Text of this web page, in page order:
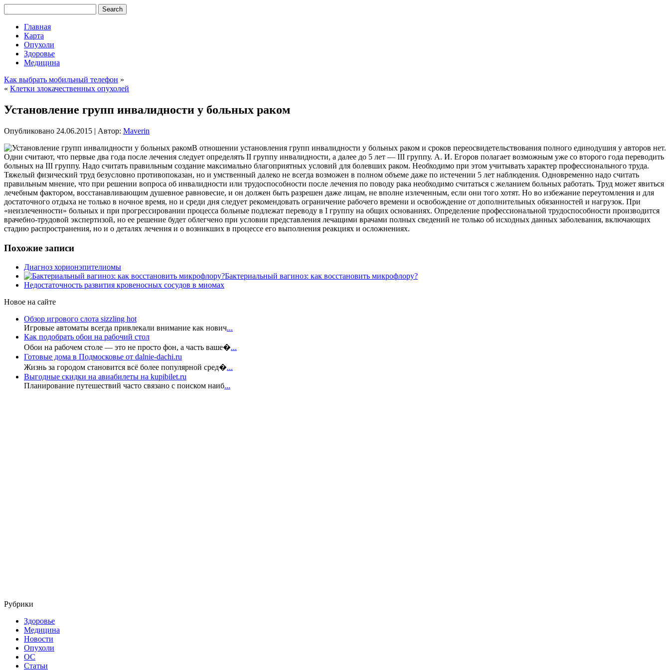
Главная
Карта
Опухоли
Здоровье
Медицина
Как выбрать мобильный телефон »
« Клетки злокачественных опухолей
Установление групп инвалидности у больных раком
Опубликовано 24.06.2015 | Автор: Maverin
В отношении установления групп инвалидности у больных раком и сроков переосвидетельствования полного единодушия у авторов нет.
Одни считают, что первые два года после лечения следует определять II группу инвалидности, а далее до 5 лет — III группу. А. И. Егоров полагает возможным уже со второго года переводить
больных на III группу. Надо считать правильным создание максимально благоприятных условий для болевших раком. Необходимо при этом учитывать характер профессионального труда.
Тяжелый физический труд безусловно противопоказан, но и умственный далеко не всегда возможен в полном объеме даже по истечении 5 лет наблюдения. Одновременно надо считать
правильным мнение, что при решении вопроса об инвалидности или трудоспособности после лечения по поводу рака необходимо считаться с желанием больных работать. Труд может явиться
лечебным фактором, восстанавливающим душевное равновесие, и он должен быть разрешен даже лицам, не вполне излеченным, если они того хотят. Но во избежание переутомления и для
достаточного отдыха не только в ночное время, но и среди дня следует рекомендовать ограничение рабочего времени и освобождение от дополнительных обязанностей и нагрузок. При
«неизлеченности» больных и при прогрессировании процесса больные подлежат переводу в I группу на общих основаниях. Определение профессиональной трудоспособности производится
врачебно-трудовой экспертизой, но ее решение будет облегчено при условии представления лечащими врачами полных сведений не только об исходных данных заболевания, включающих
стадию распространения, но и о деталях лечения и о возникших в процессе его выполнения реакциях и осложнениях.
Похожие записи
Диагноз хорионэпителиомы
Бактериальный вагиноз: как восстановить микрофлору?
Недостаточность развития кровеносных сосудов в миомах
Новое на сайте
Обзор игрового слота sizzling hot
Игровые автоматы всегда привлекали внимание как нович...
Как подобрать обои на рабочий стол
Обои на рабочем столе — это не просто фон, а часть ваше�...
Готовые дома в Подмосковье от dalnie-dachi.ru
Жизнь за городом становится всё более популярной сред�...
Выгодные скидки на авиабилеты на kupibilet.ru
Планирование путешествий часто связано с поиском наиб...
Рубрики
Здоровье
Медицина
Новости
Опухоли
ОС
Статьи